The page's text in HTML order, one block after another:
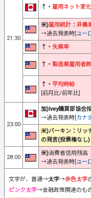
21:30
↑・ 雇用ネット変化
米)雇用統計 ： 非農
→過去発表時[ユー
↑・ 失業率
↑・ 製造業雇用者数
↑・ 平均時給
[前月比/前年比]
23:00
加)Ivey購買部協会
→過去発表時[カナ
米)バーキン：リッ
の発言(投票権なし)
28:00
米)消費者信用残高
→過去発表時[ユー
文字が、普通→太字→赤色太字
ピンク太字→金融政策関連のも